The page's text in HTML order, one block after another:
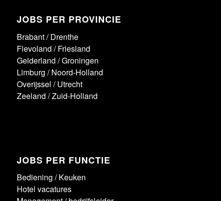
JOBS PER PROVINCIE
Brabant/Drenthe
Flevoland /Friesland
Gelderland /Groningen
Limburg /Noord-Holland
Overijssel /Utrecht
Zeeland /Zuid-Holland
JOBS PER FUNCTIE
Bediening /Keuken
Hotel vacatures